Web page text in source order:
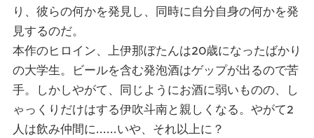
り、彼らの何かを発見し、同時に自分自身の何かを発
見するのだ。
本作のヒロイン、上伊那ぼたんは20歳になったばかり
の大学生。ビールを含む発泡酒はゲップが出るので苦
手。しかしやがて、同じようにお酒に弱いものの、し
ゃっくりだけはする伊吹斗南と親しくなる。やがて2
人は飲み仲間に......いや、それ以上に？